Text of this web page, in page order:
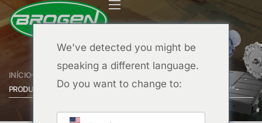
INÍCIO
PRODUTOS MARCADOS COM A TAG “10KW COOLING CAPACITY”
We've detected you might be
speaking a different language.
Do you want to change to: